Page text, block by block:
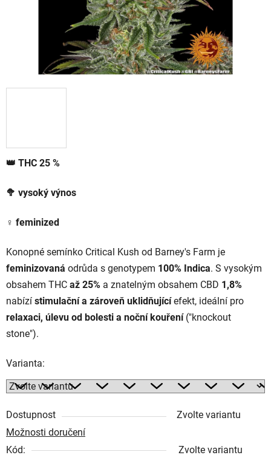
👑 THC 25 %
🥦 vysoký výnos
♀️ feminized
Konopné semínko Critical Kush od Barney's Farm je
feminizovaná odrůda s genotypem 100% Indica. S vysokým
obsahem THC až 25% a znatelným obsahem CBD 1,8%
nabízí stimulační a zároveň uklidňujícíefekt, ideální pro
relaxaci, úlevu od bolesti a noční kouření("knockout
stone").
Varianta:
Dostupnost
Zvolte variantu
Možnosti doručení
Kód:
Zvolte variantu